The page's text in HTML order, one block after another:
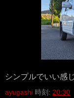
シンプルでいい感
ayugashi 時刻: 20:30